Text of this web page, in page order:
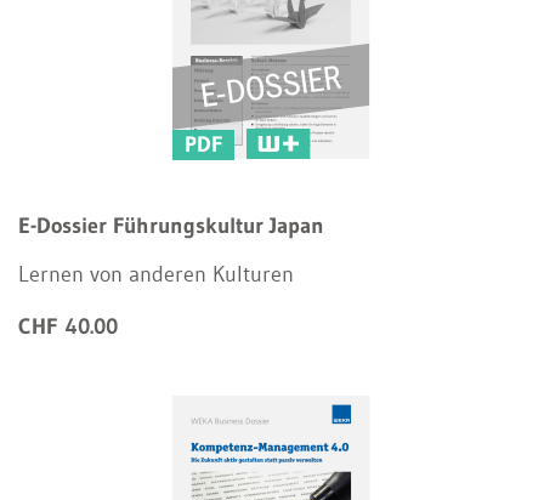
PDF
E-Dossier Führungskultur Japan
Lernen von anderen Kulturen
CHF 40.00